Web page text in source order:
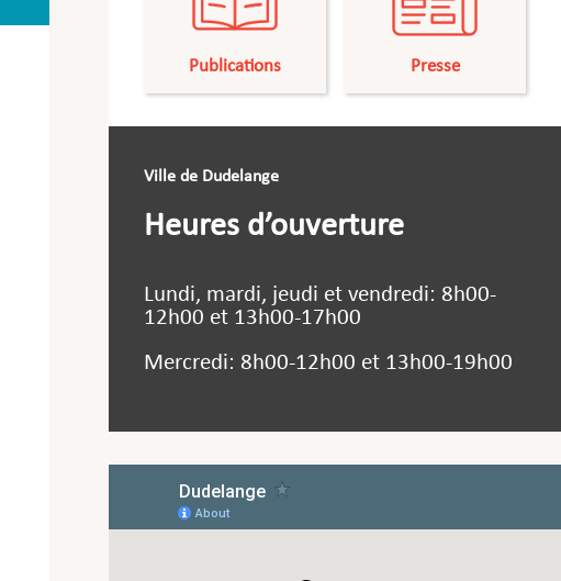
Publications Presse
Ville de Dudelange
Heures d’ouverture
Lundi, mardi, jeudi et vendredi: 8h00-
12h00 et 13h00-17h00
Mercredi: 8h00-12h00 et 13h00-19h00